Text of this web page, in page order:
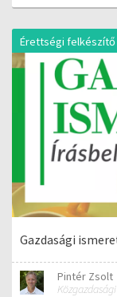
Érettségi felkészítő
Gazdasági
Pintér Zsolt